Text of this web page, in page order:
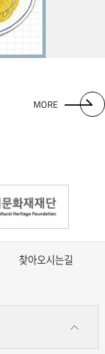
MORE
찾아오시는길